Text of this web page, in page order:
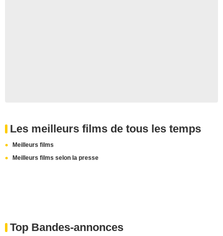
Les meilleurs films de tous les temps
Meilleurs films
Meilleurs films selon la presse
Top Bandes-annonces